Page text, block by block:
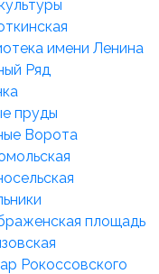
имени Ленина
Ряд
пруды
Ворота
площадь
Рокоссовского